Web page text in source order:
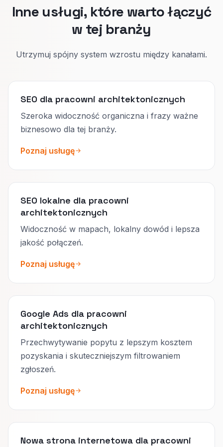
Inne usługi, które warto łączyć
w tej branży
Utrzymuj spójny system wzrostu między kanałami.
SEO dla pracowni architektonicznych
Szeroka widoczność organiczna i frazy ważne
biznesowo dla tej branży.
Poznaj usługę
SEO lokalne dla pracowni
architektonicznych
Widoczność w mapach, lokalny dowód i lepsza
jakość połączeń.
Poznaj usługę
Google Ads dla pracowni
architektonicznych
Przechwytywanie popytu z lepszym kosztem
pozyskania i skuteczniejszym filtrowaniem
zgłoszeń.
Poznaj usługę
Nowa strona internetowa dla pracowni